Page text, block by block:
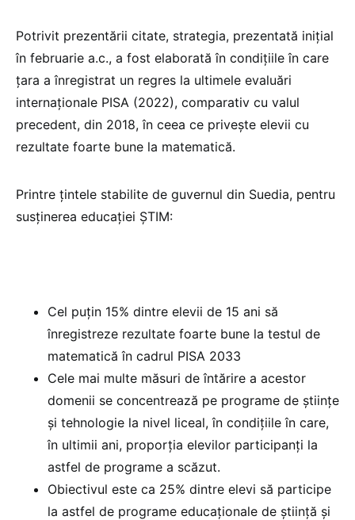
Potrivit prezentării citate, strategia, prezentată inițial
în februarie a.c., a fost elaborată în condițiile în care
țara a înregistrat un regres la ultimele evaluări
internaționale PISA (2022), comparativ cu valul
precedent, din 2018, în ceea ce privește elevii cu
rezultate foarte bune la matematică.
Printre țintele stabilite de guvernul din Suedia, pentru
susținerea educației ȘTIM:
Cel puțin 15% dintre elevii de 15 ani să
înregistreze rezultate foarte bune la testul de
matematică în cadrul PISA 2033
Cele mai multe măsuri de întărire a acestor
domenii se concentrează pe programe de științe
și tehnologie la nivel liceal, în condițiile în care,
în ultimii ani, proporția elevilor participanți la
astfel de programe a scăzut.
Obiectivul este ca 25% dintre elevi să participe
la astfel de programe educaționale de știință și